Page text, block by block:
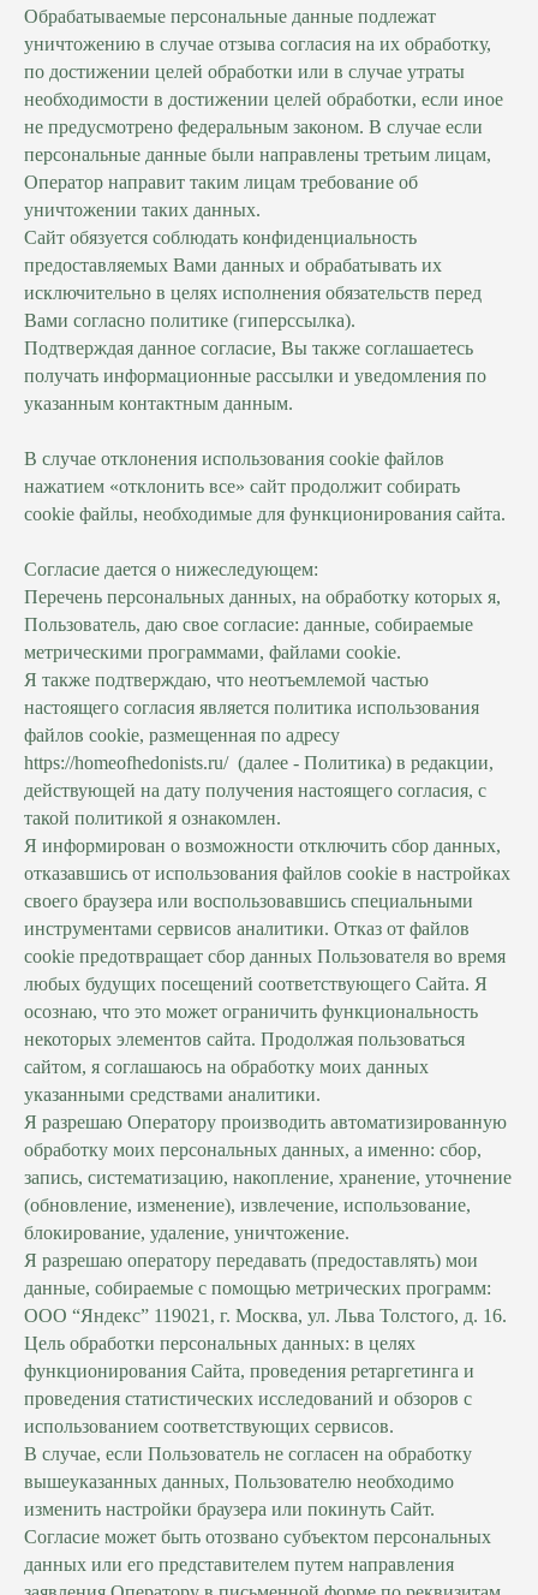
Обрабатываемые персональные данные подлежат
уничтожению в случае отзыва согласия на их обработку,
по достижении целей обработки или в случае утраты
необходимости в достижении целей обработки, если иное
не предусмотрено федеральным законом. В случае если
персональные данные были направлены третьим лицам,
Оператор направит таким лицам требование об
уничтожении таких данных.
Сайт обязуется соблюдать конфиденциальность
предоставляемых Вами данных и обрабатывать их
исключительно в целях исполнения обязательств перед
Вами согласно политике (гиперссылка).
Подтверждая данное согласие, Вы также соглашаетесь
получать информационные рассылки и уведомления по
указанным контактным данным.
В случае отклонения использования cookie файлов
нажатием «отклонить все» сайт продолжит собирать
cookie файлы, необходимые для функционирования сайта.
Согласие дается о нижеследующем:
Перечень персональных данных, на обработку которых я,
Пользователь, даю свое согласие: данные, собираемые
метрическими программами, файлами cookie.
Я также подтверждаю, что неотъемлемой частью
настоящего согласия является политика использования
файлов cookie, размещенная по адресу
https://homeofhedonists.ru/(далее - Политика) в редакции,
действующей на дату получения настоящего согласия, с
такой политикой я ознакомлен.
Я информирован о возможности отключить сбор данных,
отказавшись от использования файлов cookie в настройках
своего браузера или воспользовавшись специальными
инструментами сервисов аналитики. Отказ от файлов
cookie предотвращает сбор данных Пользователя во время
любых будущих посещений соответствующего Сайта. Я
осознаю, что это может ограничить функциональность
некоторых элементов сайта. Продолжая пользоваться
сайтом, я соглашаюсь на обработку моих данных
указанными средствами аналитики.
Я разрешаю Оператору производить автоматизированную
обработку моих персональных данных, а именно: сбор,
запись, систематизацию, накопление, хранение, уточнение
(обновление, изменение), извлечение, использование,
блокирование, удаление, уничтожение.
Я разрешаю оператору передавать (предоставлять) мои
данные, собираемые с помощью метрических программ:
ООО “Яндекс” 119021, г. Москва, ул. Льва Толстого, д. 16.
Цель обработки персональных данных: в целях
функционирования Сайта, проведения ретаргетинга и
проведения статистических исследований и обзоров с
использованием соответствующих сервисов.
В случае, если Пользователь не согласен на обработку
вышеуказанных данных, Пользователю необходимо
изменить настройки браузера или покинуть Сайт.
Согласие может быть отозвано субъектом персональных
данных или его представителем путем направления